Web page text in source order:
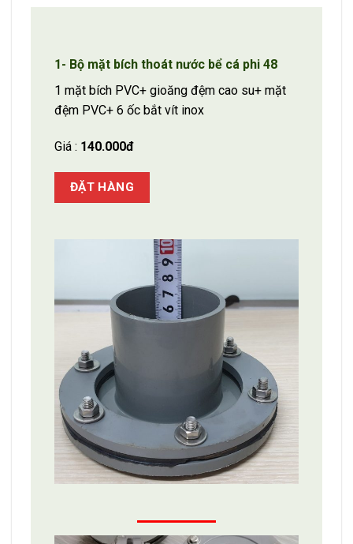
1- Bộ mặt bích thoát nước bể cá phi 48
1 mặt bích PVC+ gioăng đệm cao su+ mặt
đệm PVC+ 6 ốc bắt vít inox
Giá : 140.000đ
ĐẶT HÀNG